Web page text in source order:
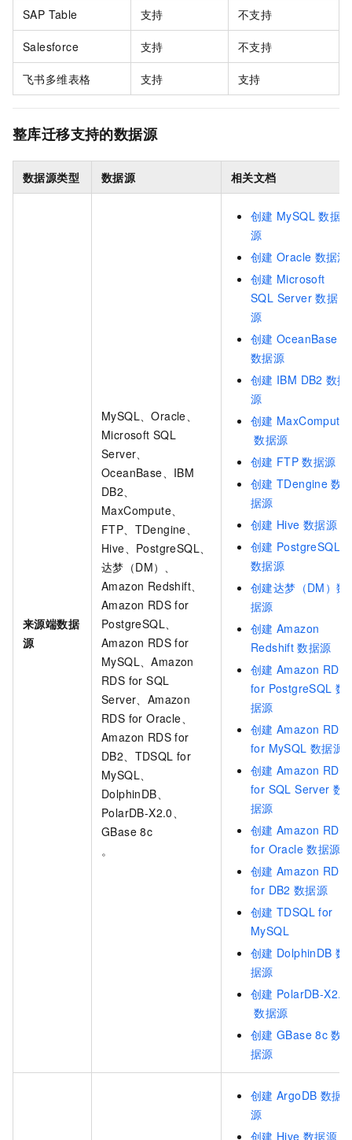
SAP Table 支持 不支持
Salesforce 支持 不支持
飞书多维表格 支持 支持
整库迁移支持的数据源
数据源类型 数据源 相关文档
来源端数据
源
MySQL、Oracle、
Microsoft SQL
Server、
OceanBase、IBM
DB2、
MaxCompute、
FTP、TDengine、
Hive、PostgreSQL、
达梦（DM）、
Amazon Redshift、
Amazon RDS for
PostgreSQL、
Amazon RDS for
MySQL、Amazon
RDS for SQL
Server、Amazon
RDS for Oracle、
Amazon RDS for
DB2、TDSQL for
MySQL、
DolphinDB、
PolarDB-X2.0、
GBase 8c
。
创建 MySQL 数据
源
创建 Oracle 数据源
创建 Microsoft
SQL Server 数据
源
创建 OceanBase
数据源
创建 IBM DB2 数据
源
创建 MaxCompute
数据源
创建 FTP 数据源
创建 TDengine 数
据源
创建 Hive 数据源
创建 PostgreSQL
数据源
创建达梦（DM）数
据源
创建 Amazon
Redshift 数据源
创建 Amazon RDS
for PostgreSQL 数
据源
创建 Amazon RDS
for MySQL 数据源
创建 Amazon RDS
for SQL Server 数
据源
创建 Amazon RDS
for Oracle 数据源
创建 Amazon RDS
for DB2 数据源
创建 TDSQL for
MySQL
创建 DolphinDB 数
据源
创建 PolarDB-X2.0
数据源
创建 GBase 8c 数
据源
创建 ArgoDB 数据
源
创建 Hive 数据源